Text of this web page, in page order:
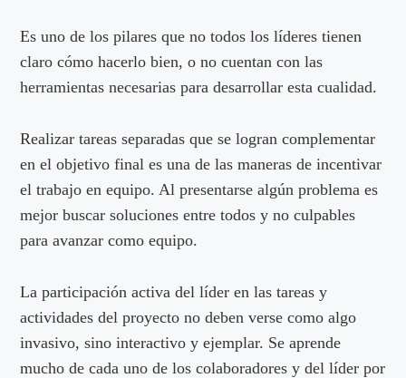
Es uno de los pilares que no todos los líderes tienen
claro cómo hacerlo bien, o no cuentan con las
herramientas necesarias para desarrollar esta cualidad.
Realizar tareas separadas que se logran complementar
en el objetivo final es una de las maneras de incentivar
el trabajo en equipo. Al presentarse algún problema es
mejor buscar soluciones entre todos y no culpables
para avanzar como equipo.
La participación activa del líder en las tareas y
actividades del proyecto no deben verse como algo
invasivo, sino interactivo y ejemplar. Se aprende
mucho de cada uno de los colaboradores y del líder por